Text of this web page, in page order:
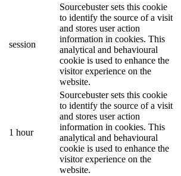
session
Sourcebuster sets this cookie
to identify the source of a visit
and stores user action
information in cookies. This
analytical and behavioural
cookie is used to enhance the
visitor experience on the
website.
1 hour
Sourcebuster sets this cookie
to identify the source of a visit
and stores user action
information in cookies. This
analytical and behavioural
cookie is used to enhance the
visitor experience on the
website.